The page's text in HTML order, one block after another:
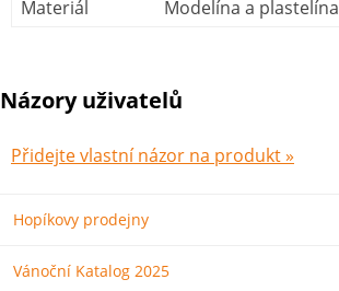
Materiál
Modelína a plastelína
Názory uživatelů
Přidejte vlastní názor na produkt »
Hopíkovy prodejny
Vánoční Katalog 2025